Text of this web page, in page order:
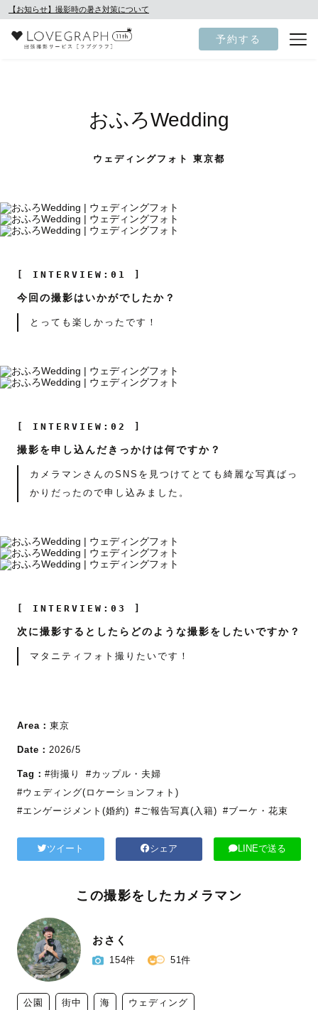
【お知らせ】撮影時の暑さ対策について
予約する
おふろWedding
ウェディングフォト 東京都
[ INTERVIEW:01 ]
今回の撮影はいかがでしたか？
とっても楽しかったです！
[ INTERVIEW:02 ]
撮影を申し込んだきっかけは何ですか？
カメラマンさんのSNSを見つけてとても綺麗な写真ばっ
かりだったので申し込みました。
[ INTERVIEW:03 ]
次に撮影するとしたらどのような撮影をしたいですか？
マタニティフォト撮りたいです！
Area： 東京
Date： 2026/5
Tag： #街撮り
#カップル・夫婦
#ウェディング(ロケーションフォト)
#エンゲージメント(婚約) #ご報告写真(入籍) #ブーケ・花束
ツイート シェア LINEで送る
この撮影をしたカメラマン
おさく
154件 51件
公園 街中 海 ウェディング